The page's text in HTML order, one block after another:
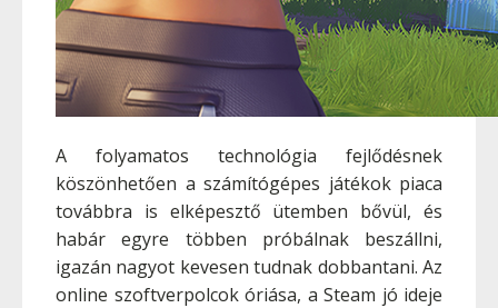
A folyamatos technológia fejlődésnek
köszönhetően a számítógépes játékok piaca
továbbra is elképesztő ütemben bővül, és
habár egyre többen próbálnak beszállni,
igazán nagyot kevesen tudnak dobbantani. Az
online szoftverpolcok óriása, a Steam jó ideje